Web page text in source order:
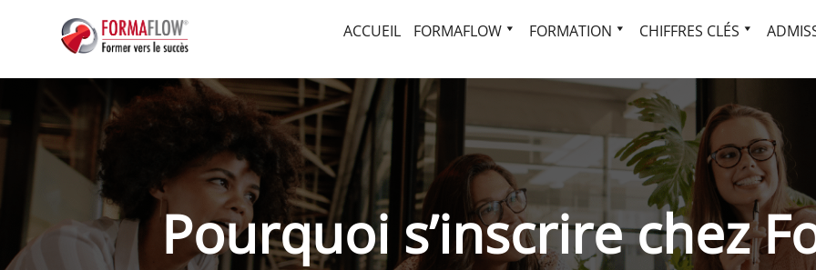
ACCUEIL FORMAFLOW FORMATION CHIFFRES CLÉS
Pourquoi s’inscrire chez